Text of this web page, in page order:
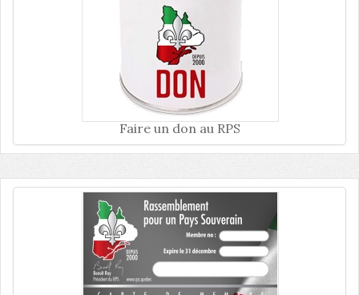
Faire un don au RPS